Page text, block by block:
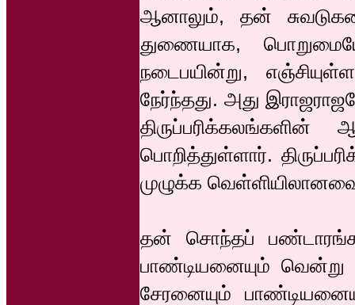
ஆனாலும், தன்
துணையாக,
நடைபயின்று,
நேர்ந்தது. அது
பொறித்துள்ளார்.
முழுக்க
தன் சொந்தப்
பாண்டியனையும்
சேரனையும்